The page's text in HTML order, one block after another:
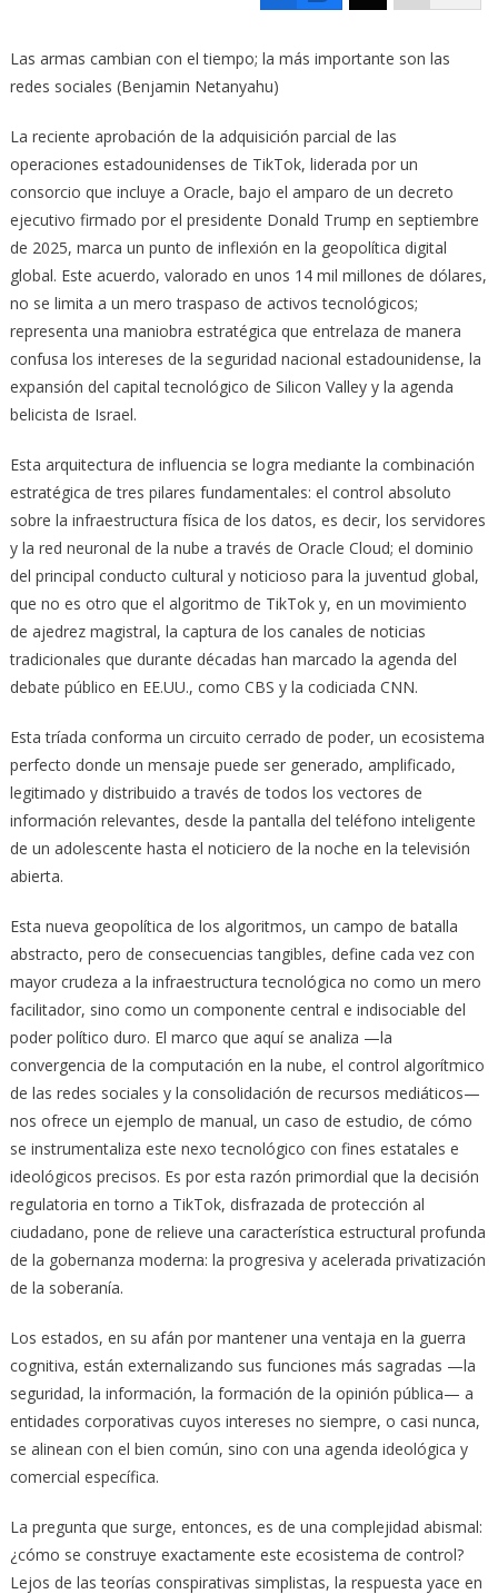
Las armas cambian con el tiempo; la más importante son las
redes sociales (Benjamin Netanyahu)
La reciente aprobación de la adquisición parcial de las
operaciones estadounidenses de TikTok, liderada por un
consorcio que incluye a Oracle, bajo el amparo de un decreto
ejecutivo firmado por el presidente Donald Trump en septiembre
de 2025, marca un punto de inflexión en la geopolítica digital
global. Este acuerdo, valorado en unos 14 mil millones de dólares,
no se limita a un mero traspaso de activos tecnológicos;
representa una maniobra estratégica que entrelaza de manera
confusa los intereses de la seguridad nacional estadounidense, la
expansión del capital tecnológico de Silicon Valley y la agenda
belicista de Israel.
Esta arquitectura de influencia se logra mediante la combinación
estratégica de tres pilares fundamentales: el control absoluto
sobre la infraestructura física de los datos, es decir, los servidores
y la red neuronal de la nube a través de Oracle Cloud; el dominio
del principal conducto cultural y noticioso para la juventud global,
que no es otro que el algoritmo de TikTok y, en un movimiento
de ajedrez magistral, la captura de los canales de noticias
tradicionales que durante décadas han marcado la agenda del
debate público en EE.UU., como CBS y la codiciada CNN.
Esta tríada conforma un circuito cerrado de poder, un ecosistema
perfecto donde un mensaje puede ser generado, amplificado,
legitimado y distribuido a través de todos los vectores de
información relevantes, desde la pantalla del teléfono inteligente
de un adolescente hasta el noticiero de la noche en la televisión
abierta.
Esta nueva geopolítica de los algoritmos, un campo de batalla
abstracto, pero de consecuencias tangibles, define cada vez con
mayor crudeza a la infraestructura tecnológica no como un mero
facilitador, sino como un componente central e indisociable del
poder político duro. El marco que aquí se analiza —la
convergencia de la computación en la nube, el control algorítmico
de las redes sociales y la consolidación de recursos mediáticos—
nos ofrece un ejemplo de manual, un caso de estudio, de cómo
se instrumentaliza este nexo tecnológico con fines estatales e
ideológicos precisos. Es por esta razón primordial que la decisión
regulatoria en torno a TikTok, disfrazada de protección al
ciudadano, pone de relieve una característica estructural profunda
de la gobernanza moderna: la progresiva y acelerada privatización
de la soberanía.
Los estados, en su afán por mantener una ventaja en la guerra
cognitiva, están externalizando sus funciones más sagradas —la
seguridad, la información, la formación de la opinión pública— a
entidades corporativas cuyos intereses no siempre, o casi nunca,
se alinean con el bien común, sino con una agenda ideológica y
comercial específica.
La pregunta que surge, entonces, es de una complejidad abismal:
¿cómo se construye exactamente este ecosistema de control?
Lejos de las teorías conspirativas simplistas, la respuesta yace en